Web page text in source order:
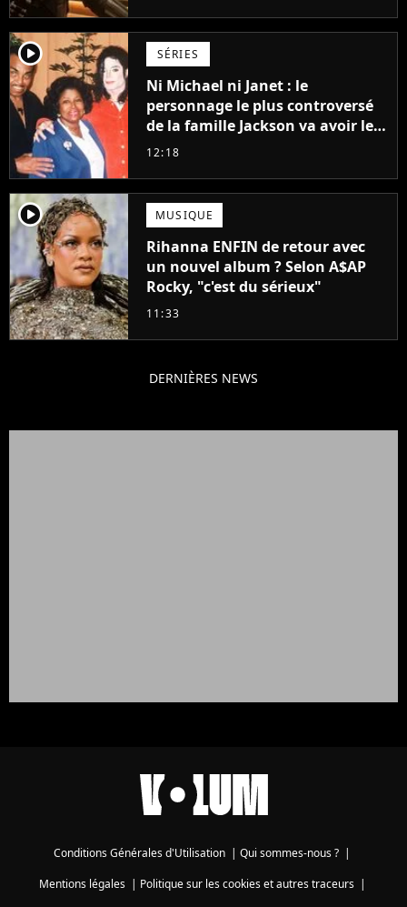
player2 SÉRIES
Ni Michael ni Janet : le
personnage le plus controversé
de la famille Jackson va avoir le
droit à sa propre série
12:18
player2 MUSIQUE
Rihanna ENFIN de retour avec
un nouvel album ? Selon A$AP
Rocky, "c'est du sérieux"
11:33
DERNIÈRES NEWS
Conditions Générales d'Utilisation | Qui sommes-nous ? |
Mentions légales| Politique sur les cookies et autres traceurs|